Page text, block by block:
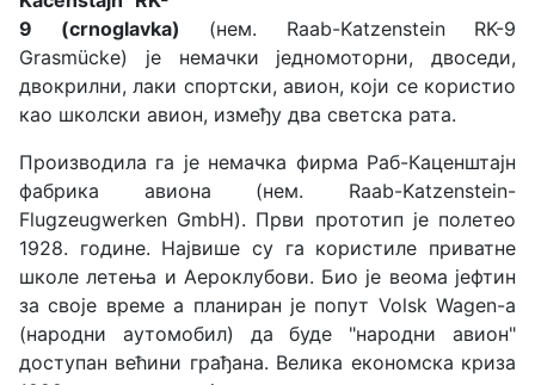
9 (crnoglavka) (нем. Raab-Katzenstein RK-9
Grasmücke) је немачки једномоторни, двоседи,
двокрилни, лаки спортски, авион, који се користио
као школски авион, између два светска рата.
Производила га је немачка фирма Раб-Каценштајн
фабрика авиона (нем. Raab-Katzenstein-
Flugzeugwerken GmbH). Први прототип је полетео
1928. године. Највише су га користиле приватне
школе летења и Аероклубови. Био је веома јефтин
за своје време а планиран је попут Volsk Wagen-a
(народни аутомобил) да буде "народни авион"
доступан већини грађана. Велика економска криза